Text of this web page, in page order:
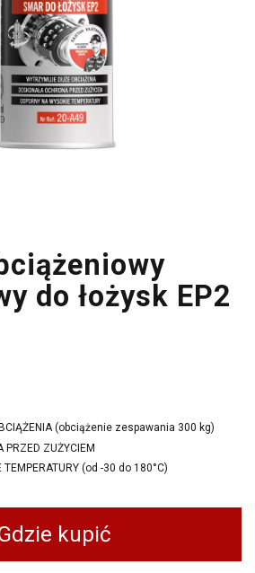
warsztatowe
do łożysk EP2
(obciążenie zespawania 300 kg)
PRZED ZUŻYCIEM
TEMPERATURY (od -30 do 180°C)
kupić